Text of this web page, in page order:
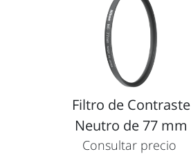
Filtro de Contraste
Neutro de 77 mm
Consultar precio